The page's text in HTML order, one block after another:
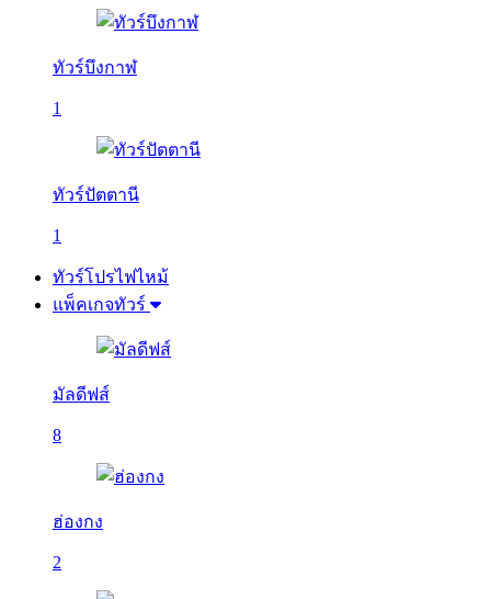
ทัวร์บึงกาฬ
1
ทัวร์ปัตตานี
1
ทัวร์โปรไฟไหม้
แพ็คเกจทัวร์
มัลดีฟส์
8
ฮ่องกง
2